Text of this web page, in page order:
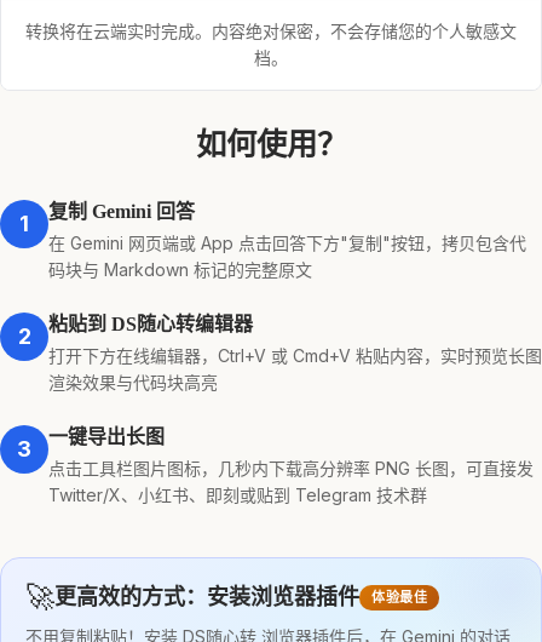
转换将在云端实时完成。内容绝对保密，不会存储您的个人敏感文
档。
如何使用？
1
复制 Gemini 回答
在 Gemini 网页端或 App 点击回答下方"复制"按钮，拷贝包含代
码块与 Markdown 标记的完整原文
2
粘贴到 DS随心转编辑器
打开下方在线编辑器，Ctrl+V 或 Cmd+V 粘贴内容，实时预览长图
渲染效果与代码块高亮
3
一键导出长图
点击工具栏图片图标，几秒内下载高分辨率 PNG 长图，可直接发
Twitter/X、小红书、即刻或贴到 Telegram 技术群
🚀更高效的方式：安装浏览器插件 体验最佳
不用复制粘贴！安装 DS随心转 浏览器插件后，在 Gemini 的对话